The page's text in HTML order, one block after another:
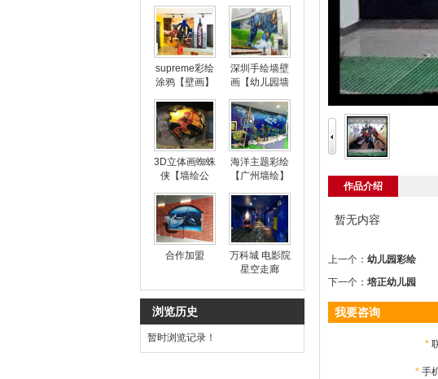
supreme彩绘
涂鸦【壁画】
深圳手绘墙壁
画【幼儿园墙
3D立体画蜘蛛
侠【墙绘公
海洋主题彩绘
【广州墙绘】
合作加盟
万科城 电影院
星空走廊
浏览历史
暂时浏览记录！
作品介绍
暂无内容
上一个： 幼儿园彩绘
下一个： 培正幼儿园
我要咨询
*
* 手